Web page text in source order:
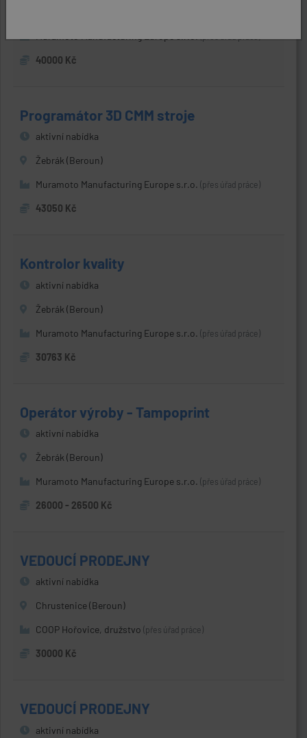
40000 Kč
Programátor 3D CMM stroje
aktivní nabídka
Žebrák (Beroun)
Muramoto Manufacturing Europe s.r.o. (přes úřad práce)
43050 Kč
Kontrolor kvality
aktivní nabídka
Žebrák (Beroun)
Muramoto Manufacturing Europe s.r.o. (přes úřad práce)
30763 Kč
Operátor výroby - Tampoprint
aktivní nabídka
Žebrák (Beroun)
Muramoto Manufacturing Europe s.r.o. (přes úřad práce)
26000 - 26500 Kč
VEDOUCÍ PRODEJNY
aktivní nabídka
Chrustenice (Beroun)
COOP Hořovice, družstvo (přes úřad práce)
30000 Kč
VEDOUCÍ PRODEJNY
aktivní nabídka